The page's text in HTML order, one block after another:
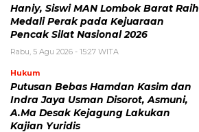
Haniy, Siswi MAN Lombok Barat Raih
Medali Perak pada Kejuaraan
Pencak Silat Nasional 2026
Rabu, 5 Agu 2026 - 15:27 WITA
Hukum
Putusan Bebas Hamdan Kasim dan
Indra Jaya Usman Disorot, Asmuni,
A.Ma Desak Kejagung Lakukan
Kajian Yuridis